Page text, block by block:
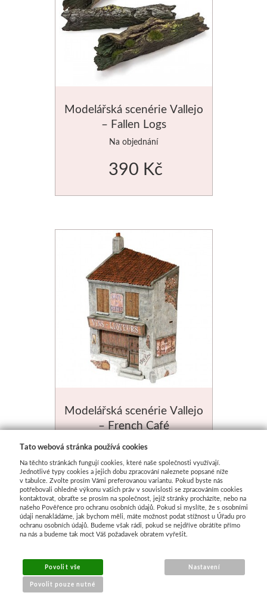
Modelářská scenérie Vallejo
– Fallen Logs
Na objednání
390 Kč
Modelářská scenérie Vallejo
– French Café
Na objednání
1 244 Kč
Tato webová stránka používá cookies
Na těchto stránkách fungují cookies, které naše společnosti využívají.
Jednotlivé typy cookies a jejich dobu zpracování naleznete popsané níže
v tabulce. Zvolte prosím Vámi preferovanou variantu. Pokud byste nás
potřebovali ohledně výkonu vašich práv v souvislosti se zpracováním cookies
kontaktovat, obraťte se prosím na společnost, jejíž stránky procházíte, nebo na
našeho Pověřence pro ochranu osobních údajů. Pokud si myslíte, že s osobními
údaji nenakládáme, jak bychom měli, máte možnost podat stížnost u Úřadu pro
ochranu osobních údajů. Budeme však rádi, pokud se nejdříve obrátíte přímo
na nás a budeme tak moct Váš požadavek obratem vyřešit.
Povolit vše
Povolit pouze nutné
Nastavení